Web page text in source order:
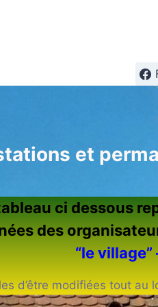
et
ci dessous
des
“le
d’être modifiées tout au